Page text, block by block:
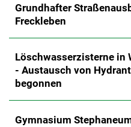
Grundhafter
Freckleben
Löschwasserzisterne in
- Austausch von
begonnen
Gymnasium